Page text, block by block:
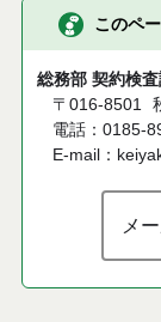
このペ
総務部 契約検査
〒016-8501
電話：0185-
E-mail：
メ